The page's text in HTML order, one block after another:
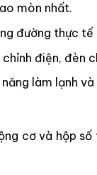
mòn nhất.
đường thực
điện, đèn
làm lạnh
cơ và hộp